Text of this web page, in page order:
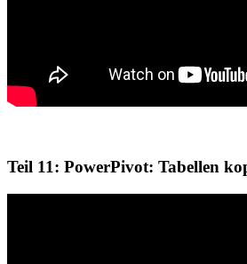
Teil 11: PowerPivot: Tabellen